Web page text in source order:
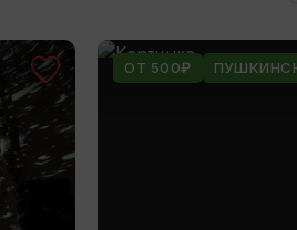
ОТ 500₽